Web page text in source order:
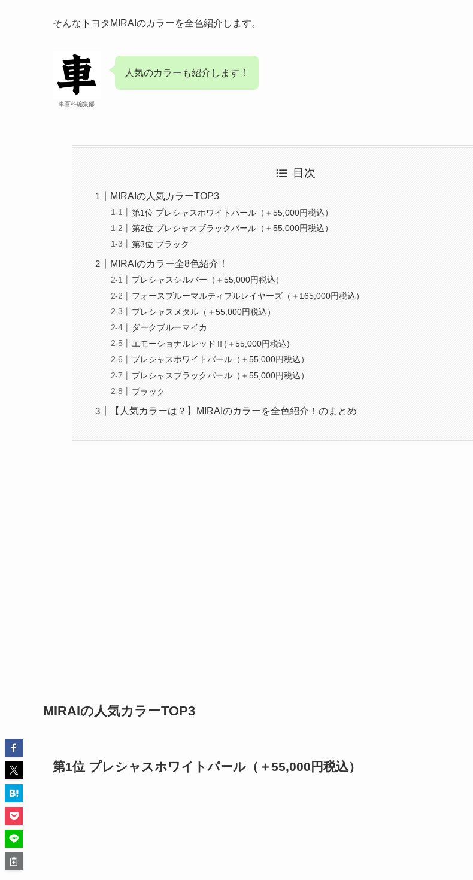
そんなトヨタMIRAIのカラーを全色紹介します。
車百科編集部
人気のカラーも紹介します！
目次
MIRAIの人気カラーTOP3
第1位 プレシャスホワイトパール（＋55,000円税込）
第2位 プレシャスブラックパール（＋55,000円税込）
第3位 ブラック
MIRAIのカラー全8色紹介！
プレシャスシルバー（＋55,000円税込）
フォースブルーマルティプルレイヤーズ（＋165,000円税込）
プレシャスメタル（＋55,000円税込）
ダークブルーマイカ
エモーショナルレッドⅡ(＋55,000円税込)
プレシャスホワイトパール（＋55,000円税込）
プレシャスブラックパール（＋55,000円税込）
ブラック
【人気カラーは？】MIRAIのカラーを全色紹介！のまとめ
MIRAIの人気カラーTOP3
第1位 プレシャスホワイトパール （＋55,000円税込）